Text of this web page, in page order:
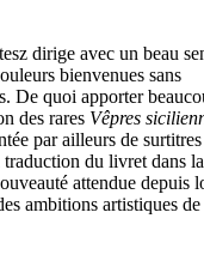
dirige avec un beau
bienvenues sans
De quoi apporter
des rares Vêpres
par ailleurs de
du livret dans
attendue depuis
ambitions artistiques de